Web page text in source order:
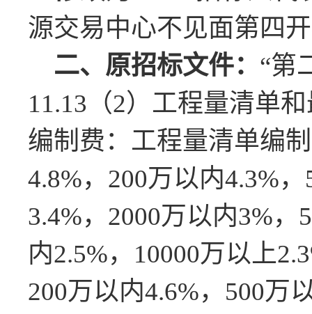
源交易中心不见面第四
二、 原招标文件： “第
11.13（2）工程量清单
编制费：工程量清单编
4.8%，200万以内4.3%
3.4%，2000万以内3%，
内2.5%，10000万以上
200万以内4.6%，500万